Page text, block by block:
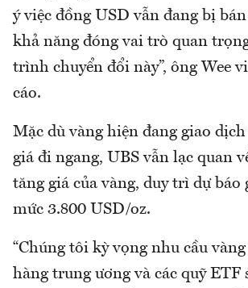
ý việc đồng USD vẫn đang bị
khả năng đóng vai trò quan
trình chuyển đổi này”, ông Wee
cáo.
Mặc dù vàng hiện đang giao
giá đi ngang, UBS vẫn lạc quan
tăng giá của vàng, duy trì dự báo
mức 3.800 USD/oz.
“Chúng tôi kỳ vọng nhu cầu
hàng trung ương và các quỹ ETF